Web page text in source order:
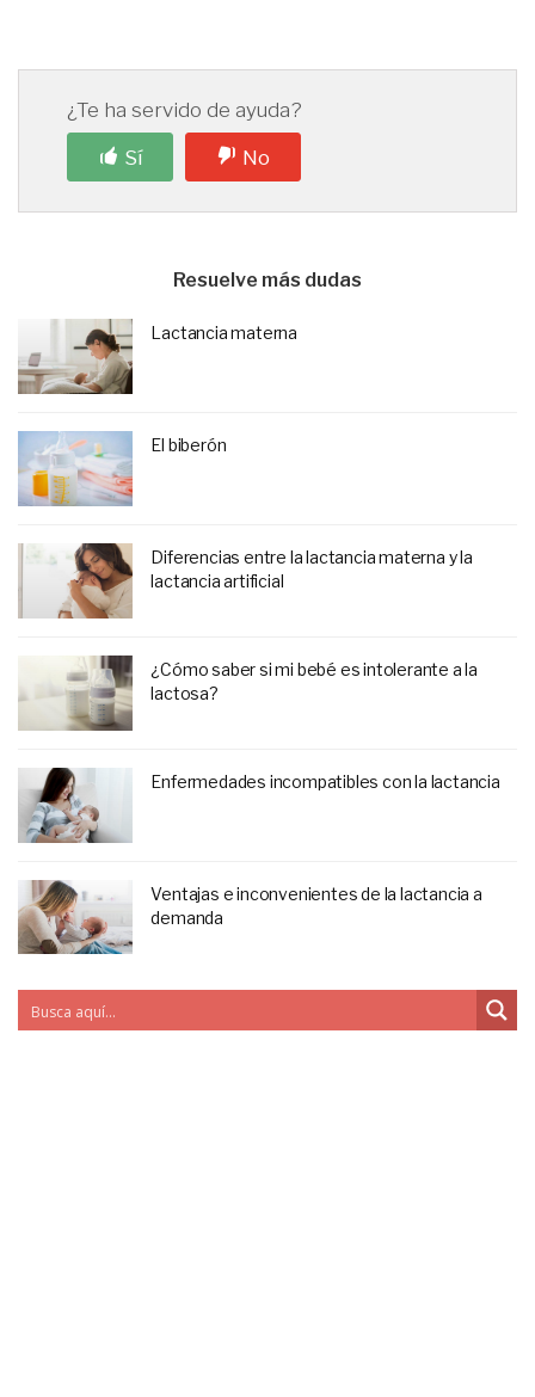
¿Te ha servido de ayuda?
Sí
No
Resuelve más dudas
Lactancia materna
El biberón
Diferencias entre la lactancia materna y la
lactancia artificial
¿Cómo saber si mi bebé es intolerante a la
lactosa?
Enfermedades incompatibles con la lactancia
Ventajas e inconvenientes de la lactancia a
demanda